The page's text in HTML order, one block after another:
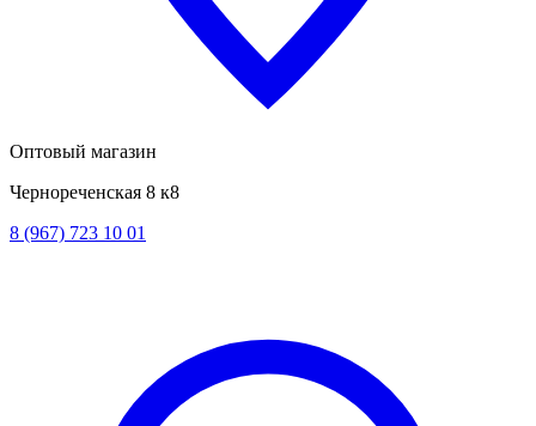
Оптовый магазин
Чернореченская 8 к8
8 (967) 723 10 01